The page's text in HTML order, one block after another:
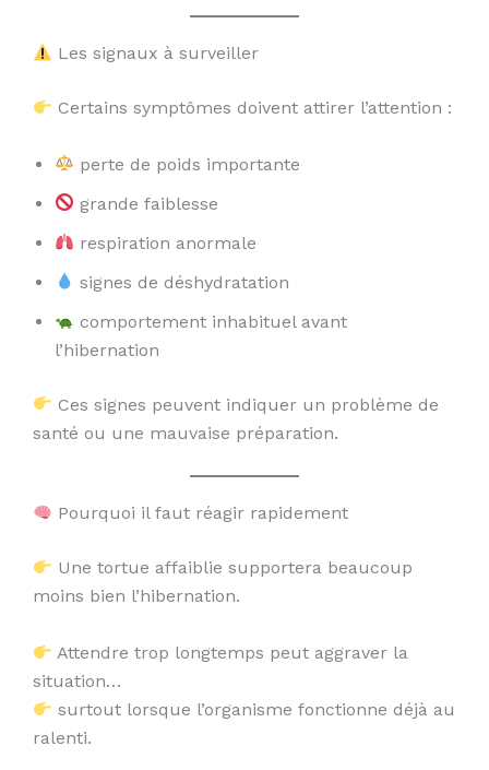
Les signaux à surveiller
Certains symptômes doivent attirer l’attention :
perte de poids importante
grande faiblesse
respiration anormale
signes de déshydratation
comportement inhabituel avant
l’hibernation
Ces signes peuvent indiquer un problème de
santé ou une mauvaise préparation.
Pourquoi il faut réagir rapidement
Une tortue affaiblie supportera beaucoup
moins bien l’hibernation.
Attendre trop longtemps peut aggraver la
situation…
surtout lorsque l’organisme fonctionne déjà au
ralenti.